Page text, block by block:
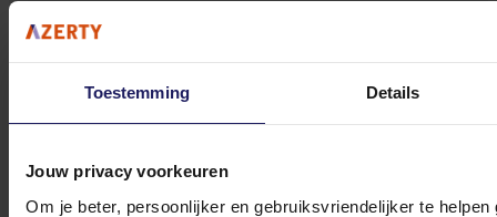
Toestemming Details
Jouw privacy voorkeuren
Om je beter, persoonlijker en gebruiksvriendelijker te
0572 328 120